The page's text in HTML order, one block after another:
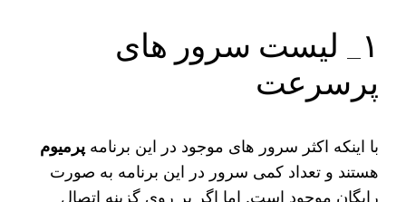
۱_ لیست سرور های
پرسرعت
با اینکه اکثر سرور های موجود در این برنامهپرمیوم
هستند و تعداد کمی سرور در این برنامه به صورت
رایگان موجود است. اما اگر بر روی گزینه اتصال